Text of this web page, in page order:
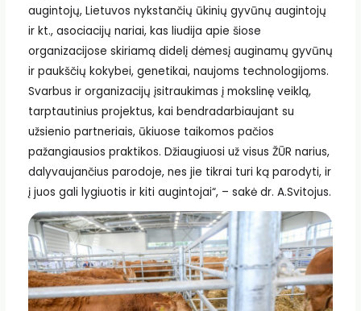
augintojų, Lietuvos nykstančių ūkinių gyvūnų augintojų
ir kt., asociacijų nariai, kas liudija apie šiose
organizacijose skiriamą didelį dėmesį auginamų gyvūnų
ir paukščių kokybei, genetikai, naujoms technologijoms.
Svarbus ir organizacijų įsitraukimas į mokslinę veiklą,
tarptautinius projektus, kai bendradarbiaujant su
užsienio partneriais, ūkiuose taikomos pačios
pažangiausios praktikos. Džiaugiuosi už visus ŽŪR narius,
dalyvaujančius parodoje, nes jie tikrai turi ką parodyti, ir
į juos gali lygiuotis ir kiti augintojai“, – sakė dr. A.Svitojus.